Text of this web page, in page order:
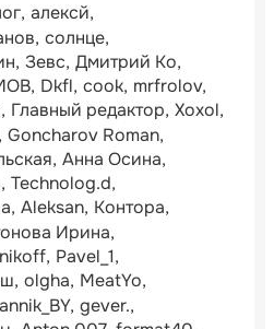
алексй
солнце
Зевс Дмитрий Ко
Dkfl cook mrfrolov
Главный редактор Xoxol
Goncharov Roman
Анна Осина
Technolog.d
Aleksan Контора
Ирина
Pavel_1
olgha MeatYo
gever.